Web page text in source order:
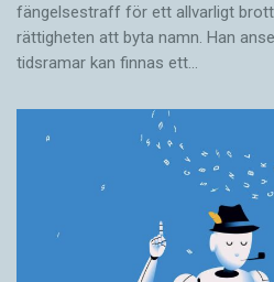
fängelsestraff för ett allvarligt
rättigheten att byta namn. Han
tidsramar kan finnas ett…